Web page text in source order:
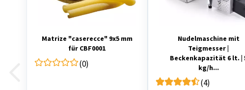
Matrize "caserecce" 9x5 mm
für CBF0001
(0)
Nudelmaschine mit
Teigmesser |
Beckenkapazität 6 lt. |
kg/h...
(4)